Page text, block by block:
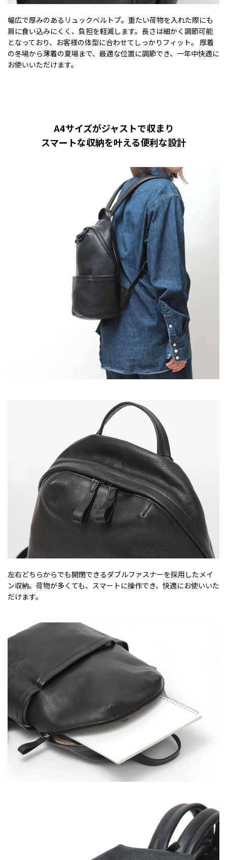
幅広で厚みのあるリュックベルトプ。重たい荷物を入れた際にも
肩に食い込みにくく、負担を軽減します。長さは細かく調節可能
となっており、お客様の体型に合わせてしっかりフィット。 厚着
の冬場から薄着の夏場まで、最適な位置に調節でき、一年中快適に
お使いいただけます。
A4サイズがジャストで収まり
スマートな収納を叶える便利な設計
左右どちらからでも開閉できるダブルファスナーを採用したメイ
ン収納。荷物が多くても、スマートに操作でき、快適にお使いいた
だけます。